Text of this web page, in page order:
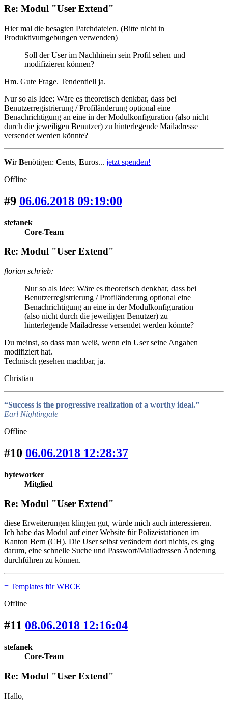
Re: Modul "User Extend"
Hier mal die besagten Patchdateien. (Bitte nicht in
Produktivumgebungen verwenden)
Soll der User im Nachhinein sein Profil sehen und
modifizieren können?
Hm. Gute Frage. Tendentiell ja.
Nur so als Idee: Wäre es theoretisch denkbar, dass bei
Benutzerregistrierung / Profiländerung optional eine
Benachrichtigung an eine in der Modulkonfiguration (also nicht
durch die jeweiligen Benutzer) zu hinterlegende Mailadresse
versendet werden könnte?
WirBenötigen: Cents, Euros... jetzt spenden!
Offline
#9 06.06.2018 09:19:00
stefanek
Core-Team
Re: Modul "User Extend"
florian schrieb:
Nur so als Idee: Wäre es theoretisch denkbar, dass bei
Benutzerregistrierung / Profiländerung optional eine
Benachrichtigung an eine in der Modulkonfiguration
(also nicht durch die jeweiligen Benutzer) zu
hinterlegende Mailadresse versendet werden könnte?
Du meinst, so dass man weiß, wenn ein User seine Angaben
modifiziert hat.
Technisch gesehen machbar, ja.
Christian
“Success is the progressive realization of a worthy ideal.” ―
Earl Nightingale
Offline
#10 06.06.2018 12:28:37
byteworker
Mitglied
Re: Modul "User Extend"
diese Erweiterungen klingen gut, würde mich auch interessieren.
Ich habe das Modul auf einer Website für Polizeistationen im
Kanton Bern (CH). Die User selbst verändern dort nichts, es ging
darum, eine schnelle Suche und Passwort/Mailadressen Änderung
durchführen zu können.
= Templates für WBCE
Offline
#11 08.06.2018 12:16:04
stefanek
Core-Team
Re: Modul "User Extend"
Hallo,